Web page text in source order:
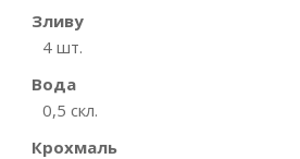
Зливу
4 шт.
Вода
0,5 скл.
Крохмаль